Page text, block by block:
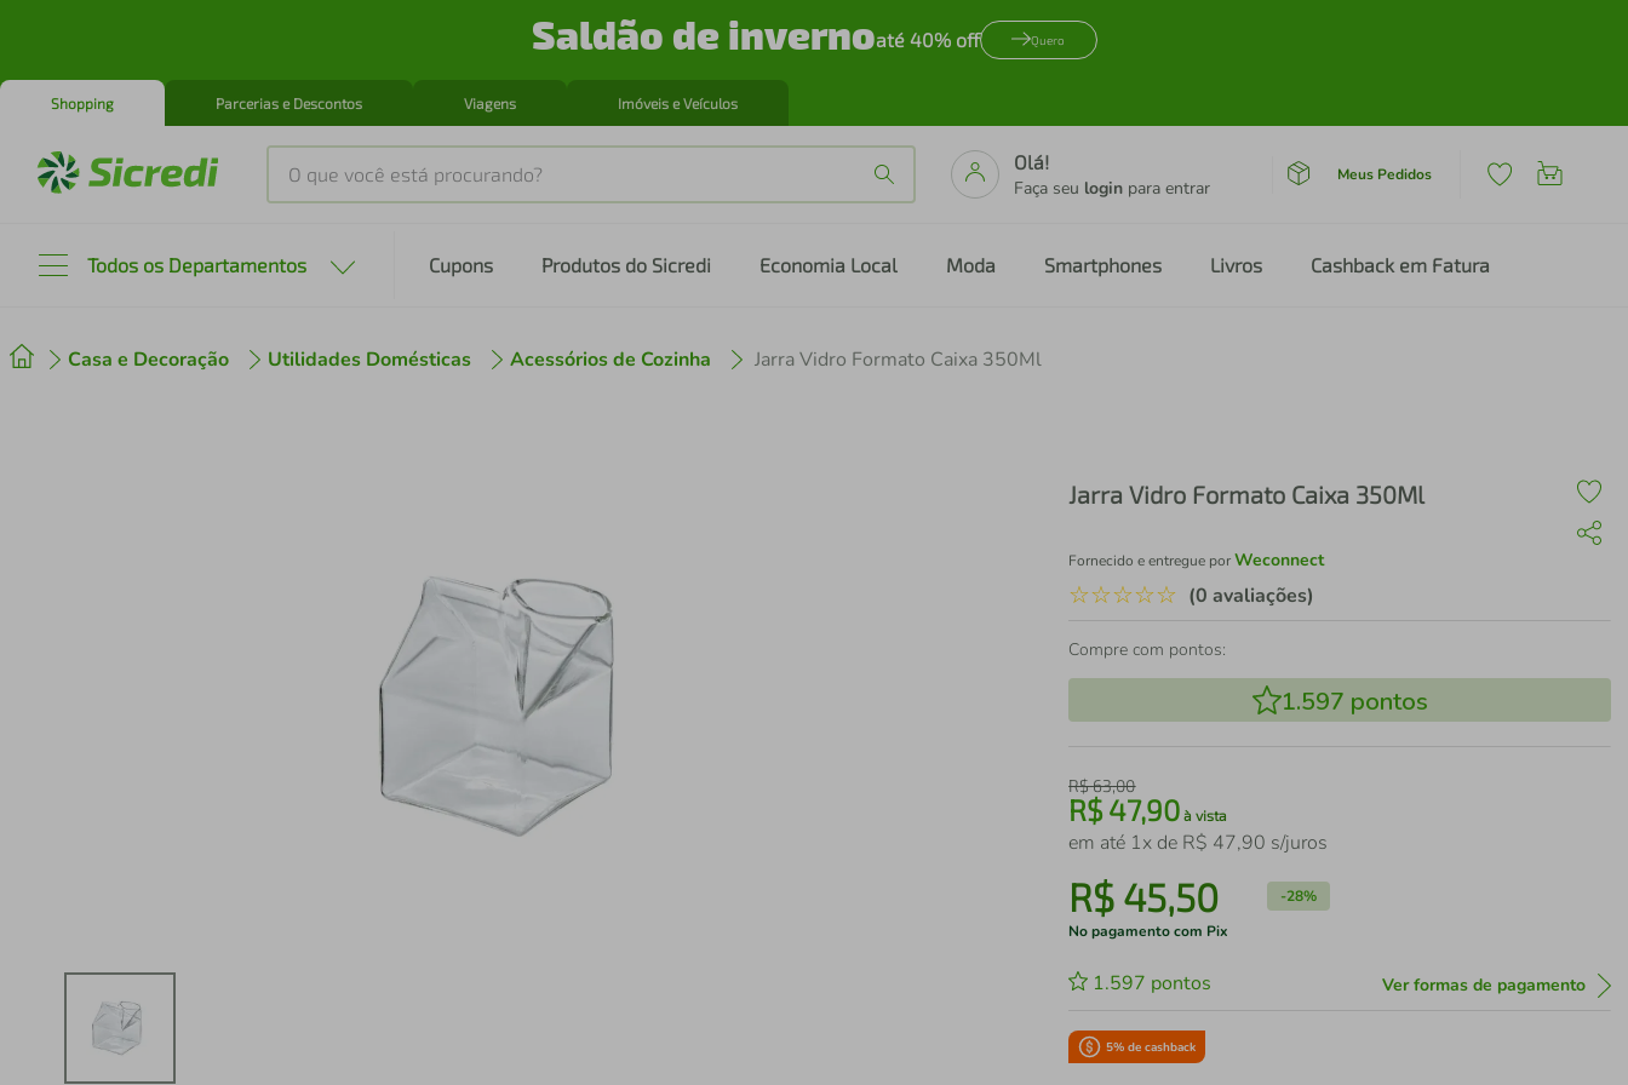
Saldão de invernoaté 40% off Quero
Shopping Parcerias e Descontos Viagens Imóveis e Veículos
O que você está procurando?
Olá!
Faça seu login para entrar
Meus Pedidos
Todos os Departamentos Cupons Produtos do Sicredi Economia Local Moda Smartphones Livros Cashback em Fatura
Casa e Decoração Utilidades Domésticas Acessórios de Cozinha Jarra Vidro Formato Caixa 350Ml
Jarra Vidro Formato Caixa 350Ml
Fornecido e entregue porWeconnect
☆☆☆☆☆ (0 avaliações)
Compre com pontos:
1.597 pontos
R$63,00
R$47,90 à vista
em até 1x de R$ 47,90 s/juros
R$ 45,50 -28%
No pagamento com Pix
1.597 pontos Ver formas de pagamento
5% de cashback
º cafeteira